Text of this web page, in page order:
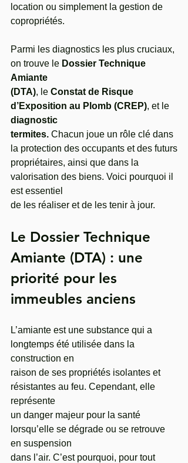
location ou simplement la gestion de
copropriétés.
Parmi les diagnostics les plus cruciaux,
on trouve le Dossier Technique
Amiante
(DTA), le Constat de Risque
d’Exposition au Plomb (CREP), et le
diagnostic
termites. Chacun joue un rôle clé dans
la protection des occupants et des futurs
propriétaires, ainsi que dans la
valorisation des biens. Voici pourquoi il
est essentiel
de les réaliser et de les tenir à jour.
Le Dossier Technique
Amiante (DTA) : une
priorité pour les
immeubles anciens
L’amiante est une substance qui a
longtemps été utilisée dans la
construction en
raison de ses propriétés isolantes et
résistantes au feu. Cependant, elle
représente
un danger majeur pour la santé
lorsqu’elle se dégrade ou se retrouve
en suspension
dans l’air. C’est pourquoi, pour tout